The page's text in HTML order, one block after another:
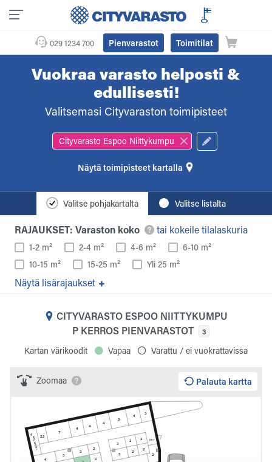
029 1234 700 Pienvarastot Toimitilat
Vuokraa varasto helposti &
edullisesti!
Valitsemasi Cityvaraston toimipisteet
Cityvarasto Espoo Niittykumpu
toimipisteet kartalla
Valitse pohjakartalta Valitse listalta
RAJAUKSET: Varaston koko tai kokeile tilalaskuria
1-2 m² 2-4 m² 4-6 m²
6-10 m²
10-15 m²
15-25 m² Yli 25 m²
lisärajaukset
CITYVARASTO ESPOO NIITTYKUMPU
P KERROS PIENVARASTOT
3
Kartan värikoodit Vapaa Varattu / ei vuokrattavissa
Zoomaa Palauta kartta